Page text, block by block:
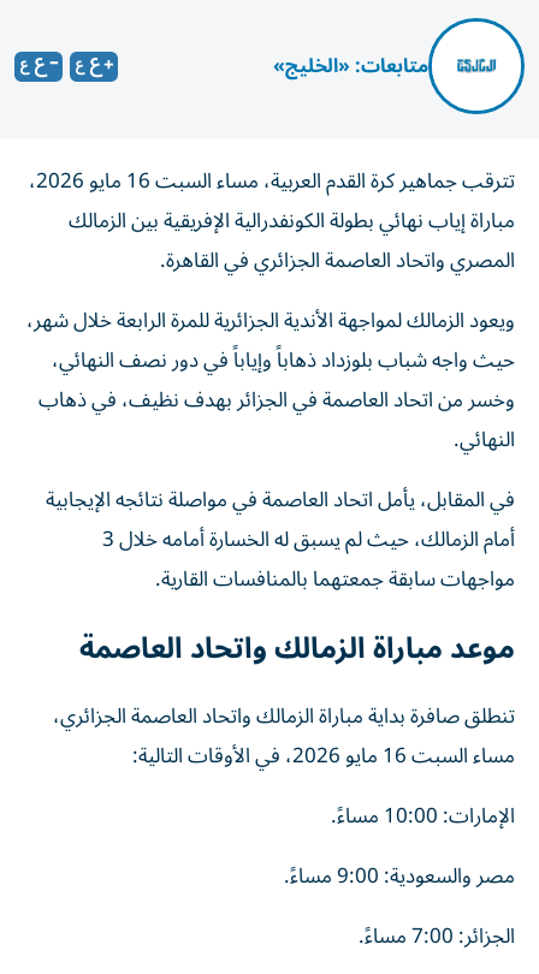
متابعات: «الخليج»
تترقب جماهير كرة القدم العربية، مساء السبت 16 مايو 2026،
مباراة إياب نهائي بطولة الكونفدرالية الإفريقية بين الزمالك
المصري واتحاد العاصمة الجزائري في القاهرة.
ويعود الزمالك لمواجهة الأندية الجزائرية للمرة الرابعة خلال شهر،
حيث واجه شباب بلوزداد ذهاباً وإياباً في دور نصف النهائي،
وخسر من اتحاد العاصمة في الجزائر بهدف نظيف، في ذهاب
النهائي.
في المقابل، يأمل اتحاد العاصمة في مواصلة نتائجه الإيجابية
أمام الزمالك، حيث لم يسبق له الخسارة أمامه خلال 3
مواجهات سابقة جمعتهما بالمنافسات القارية.
موعد مباراة الزمالك واتحاد العاصمة
تنطلق صافرة بداية مباراة الزمالك واتحاد العاصمة الجزائري،
مساء السبت 16 مايو 2026، في الأوقات التالية:
الإمارات: 10:00 مساءً.
مصر والسعودية: 9:00 مساءً.
الجزائر: 7:00 مساءً.